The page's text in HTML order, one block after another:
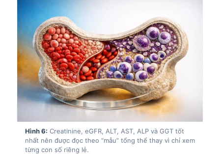
Hình 6: Creatinine, eGFR, ALT, AST, ALP và GGT tốt
nhất nên được đọc theo “mẫu” tổng thể thay vì chỉ xem
từng con số riêng lẻ.
Cebuano
ئۇيغۇرچە
Татар теле
Беларуская мова
Esperanto
Frysk
Ślōnskŏ gŏdka
Norsk bokmål